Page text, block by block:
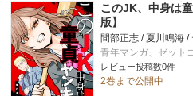
このJK、中身は
版】
間部正志 / 夏川鳴海 /
青年マンガ、ゼット
レビュー投稿数0件
2巻まで公開中